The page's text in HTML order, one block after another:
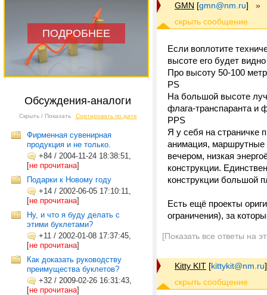
ПОДРОБНЕЕ
Обсуждения-аналоги
Скрыть / Показать Сортировать по дате
Фирменная сувенирная
продукция и не только.
+84 / 2004-11-24 18:38:51,
[не прочитана]
Подарки к Новому году
+14 / 2002-06-05 17:10:11,
[не прочитана]
Ну, и что я буду делать с
этими буклетами?
+11 / 2002-01-08 17:37:45,
[не прочитана]
Как доказать руководству
преимущества буклетов?
+32 / 2009-02-26 16:31:43,
[не прочитана]
GMN [gmn@nm.ru] »
Если воплотите
высоте его будет
Про высоту 50-100
PS
На большой высоте
флага-транспаранта и
PPS
Я у себя на страничке
анимация, маршрутные
вечером, низкая
конструкции.
конструкции большой
Есть ещё проекты
ограничения), за
[Показать все ответы на
Kitty KIT [kittykit@nm.ru]